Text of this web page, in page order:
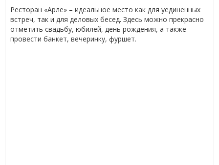
Ресторан «Арле» – идеальное место как для уединенных
встреч, так и для деловых бесед. Здесь можно прекрасно
отметить свадьбу, юбилей, день рождения, а также
провести банкет, вечеринку, фуршет.